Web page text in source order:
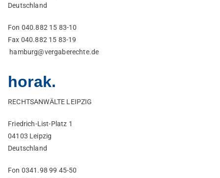
Deutschland
Fon 040.882 15 83-10
Fax 040.882 15 83-19
hamburg@vergaberechte.de
horak.
RECHTSANWÄLTE LEIPZIG
Friedrich-List-Platz 1
04103 Leipzig
Deutschland
Fon 0341.98 99 45-50